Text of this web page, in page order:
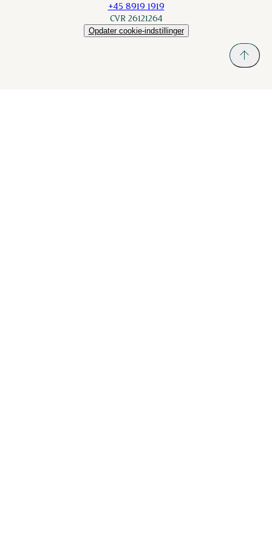
+45 8919 1919
CVR 26121264
Opdater cookie-indstillinger